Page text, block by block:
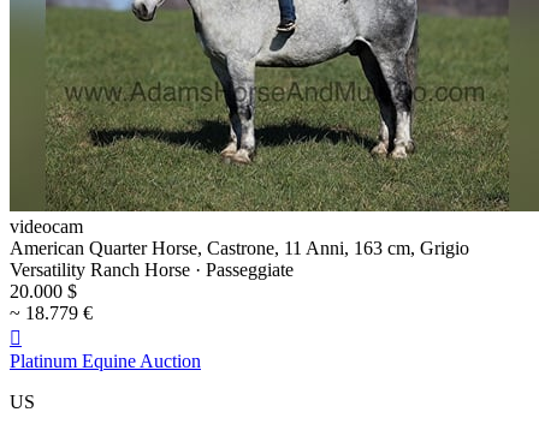
videocam
American Quarter Horse, Castrone, 11 Anni, 163 cm, Grigio
Versatility Ranch Horse · Passeggiate
20.000 $
~ 18.779 €

Platinum Equine Auction
US